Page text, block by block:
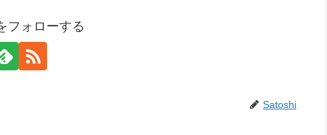
フォローする
Satoshi